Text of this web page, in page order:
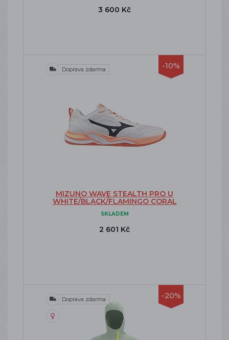
3 600 Kč
-10%
Doprava zdarma
MIZUNO WAVE STEALTH PRO U
WHITE/BLACK/FLAMINGO CORAL
SKLADEM
2 601 Kč
-20%
Doprava zdarma